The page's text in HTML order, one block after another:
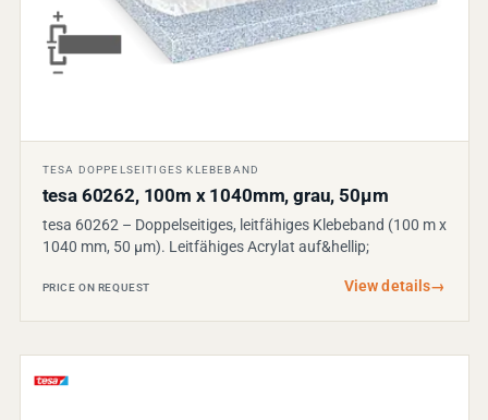
TESA DOPPELSEITIGES KLEBEBAND
tesa 60262, 100m x 1040mm, grau, 50µm
tesa 60262 – Doppelseitiges, leitfähiges Klebeband (100 m x
1040 mm, 50 µm). Leitfähiges Acrylat auf&hellip;
PRICE ON REQUEST View details→